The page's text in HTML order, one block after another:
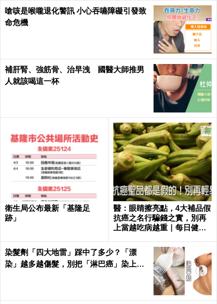
嗆咳是喉嚨退化警訊 小心吞嚥障礙引發致
命危機
補肝腎、強筋骨、治早洩 國醫大師推男
人就該喝這一杯
衛生局公布最新「基隆足
跡」
醫：眼睛擦亮點，4大補品假
抗癌之名行騙錢之實，別再
上當越吃病越重｜每日健康
染髮劑「四大地雷」踩中了多少？「漂
染」越多越傷髮，別把「淋巴癌」染上